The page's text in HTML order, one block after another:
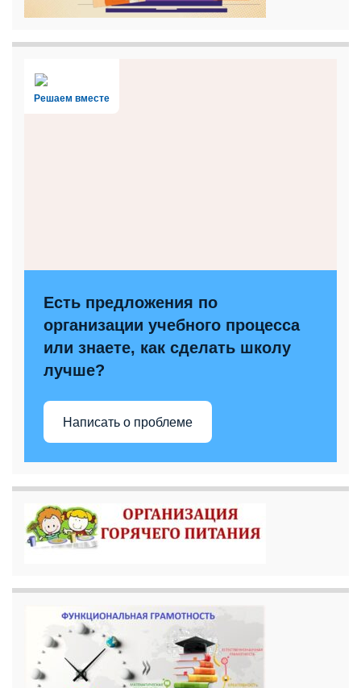
Решаем вместе
Есть предложения по
организации учебного процесса
или знаете, как сделать школу
лучше?
Написать о проблеме